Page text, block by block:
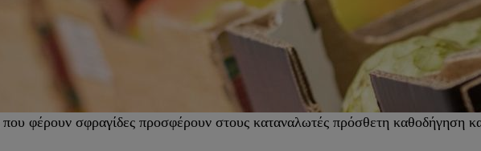
που φέρουν σφραγίδες προσφέρουν στους καταναλωτές πρόσθετη καθοδήγηση